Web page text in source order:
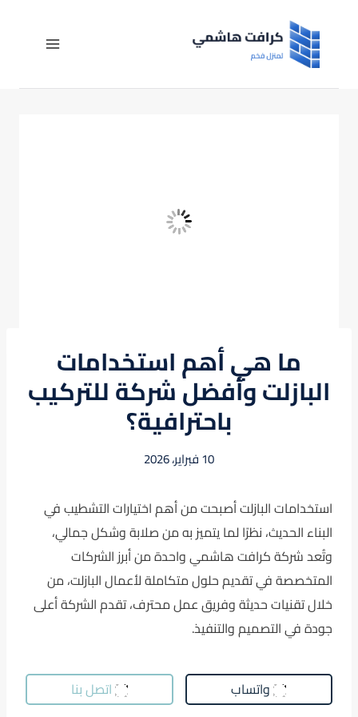
ما هي أهم استخدامات
البازلت وأفضل شركة للتركيب
باحترافية؟
10 فبراير، 2026
استخدامات البازلت أصبحت من أهم اختيارات التشطيب في
البناء الحديث، نظرًا لما يتميز به من صلابة وشكل جمالي،
وتُعد شركة كرافت هاشمي واحدة من أبرز الشركات
المتخصصة في تقديم حلول متكاملة لأعمال البازلت، من
خلال تقنيات حديثة وفريق عمل محترف، تقدم الشركة أعلى
جودة في التصميم والتنفيذ.
واتساب اتصل بنا